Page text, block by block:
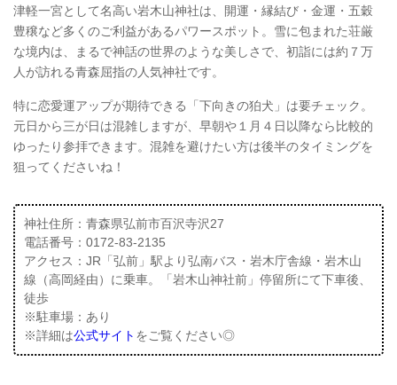
津軽一宮として名高い岩木山神社は、開運・縁結び・金運・五穀
豊穣など多くのご利益があるパワースポット。雪に包まれた荘厳
な境内は、まるで神話の世界のような美しさで、初詣には約７万
人が訪れる青森屈指の人気神社です。
特に恋愛運アップが期待できる「下向きの狛犬」は要チェック。
元日から三が日は混雑しますが、早朝や１月４日以降なら比較的
ゆったり参拝できます。混雑を避けたい方は後半のタイミングを
狙ってくださいね！
神社住所：青森県弘前市百沢寺沢27
電話番号：0172-83-2135
アクセス：JR「弘前」駅より弘南バス・岩木庁舎線・岩木山
線（高岡経由）に乗車。「岩木山神社前」停留所にて下車後、
徒歩
※駐車場：あり
※詳細は公式サイト をご覧ください◎